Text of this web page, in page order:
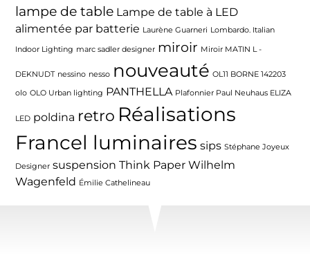
lampe de table Lampe de table à LED
alimentée par batterie Laurène Guarneri Lombardo. Italian
Indoor Lighting marc sadler designer miroir Miroir MATIN L -
DEKNUDT nessino nesso nouveauté OL11 BORNE 142203
olo OLO Urban lighting PANTHELLA Plafonnier Paul Neuhaus ELIZA
LED poldina retro Réalisations
Francel luminaires sips Stéphane Joyeux
Designer suspension Think Paper Wilhelm
Wagenfeld Émilie Cathelineau